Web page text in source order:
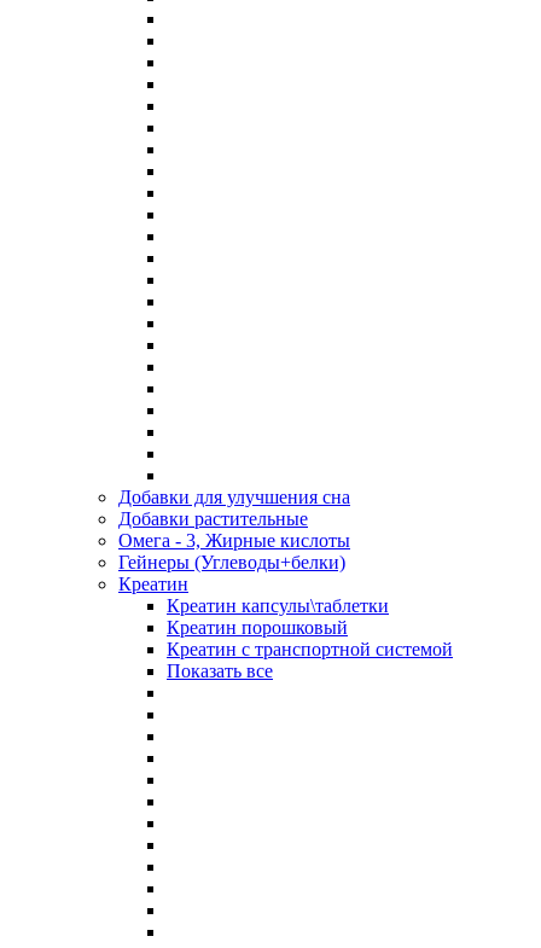
Добавки для улучшения сна
Добавки растительные
Омега - 3, Жирные кислоты
Гейнеры (Углеводы+белки)
Креатин
Креатин капсулы\таблетки
Креатин порошковый
Креатин с транспортной системой
Показать все